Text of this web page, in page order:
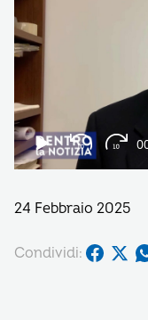
24 Febbraio 2025
Condividi: